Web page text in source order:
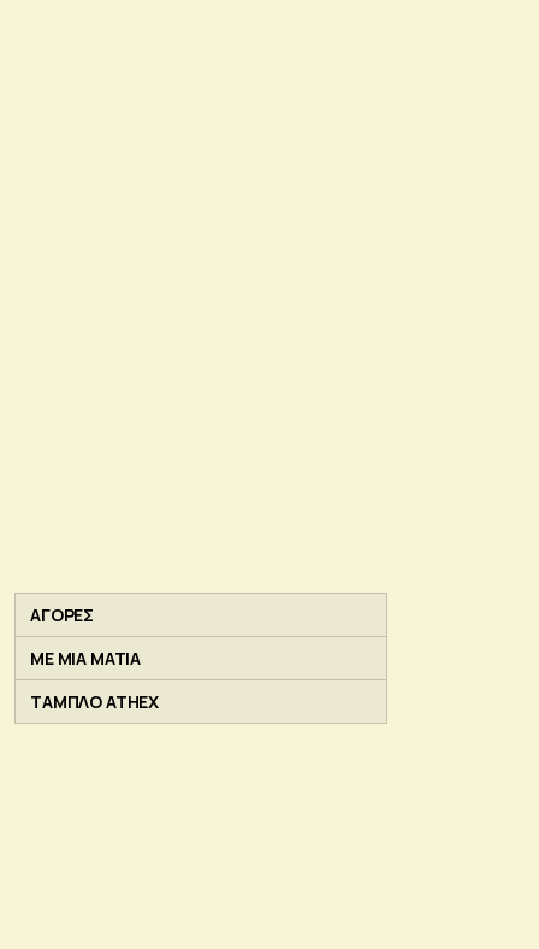
ΑΓΟΡΕΣ
ΜΕ ΜΙΑ ΜΑΤΙΑ
ΤΑΜΠΛΟ ATHEX